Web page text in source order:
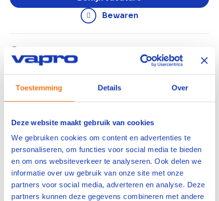
Toestemming Details Over
Deze website maakt gebruik van cookies
We gebruiken cookies om content en advertenties te
personaliseren, om functies voor social media te bieden
en om ons websiteverkeer te analyseren. Ook delen we
informatie over uw gebruik van onze site met onze
partners voor social media, adverteren en analyse. Deze
partners kunnen deze gegevens combineren met andere
Bewaren
Operator
2-ploegendienst
Wil jij werken bij een internationale producent
waar kwaliteit, veiligheid en techniek op het
hoogste niveau samenkomen? Als Operator werk
je in een chemische productieomgeving waar
dagelijks hoogwaardige producten worden
gemaakt voor uiteenlopende toepassingen. Jij
bewaakt het proces, werkt met moderne